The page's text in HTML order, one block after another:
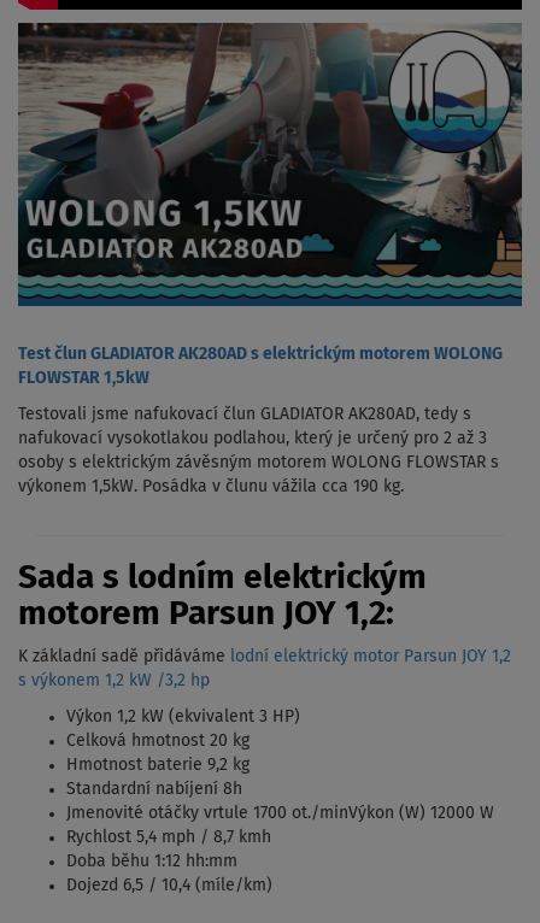
Test člun GLADIATOR AK280AD s elektrickým motorem WOLONG
FLOWSTAR 1,5kW
Testovali jsme nafukovací člun GLADIATOR AK280AD, tedy s
nafukovací vysokotlakou podlahou, který je určený pro 2 až 3
osoby s elektrickým závěsným motorem WOLONG FLOWSTAR s
výkonem 1,5kW. Posádka v člunu vážila cca 190 kg.
Sada s lodním elektrickým
motorem Parsun JOY 1,2:
K základní sadě přidáváme
lodní elektrický motor Parsun JOY 1,2
s výkonem 1,2 kW /3,2 hp
Výkon 1,2 kW (ekvivalent 3 HP)
Celková hmotnost 20 kg
Hmotnost baterie 9,2 kg
Standardní nabíjení 8h
Jmenovité otáčky vrtule 1700 ot./minVýkon (W) 12000 W
Rychlost 5,4 mph / 8,7 kmh
Doba běhu 1:12 hh:mm
Dojezd 6,5 / 10,4 (míle/km)